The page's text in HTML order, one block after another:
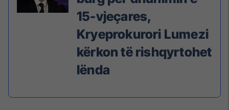
15-vjeçares,
Kryeprokurori Lumezi
kërkon të rishqyrtohet
lënda